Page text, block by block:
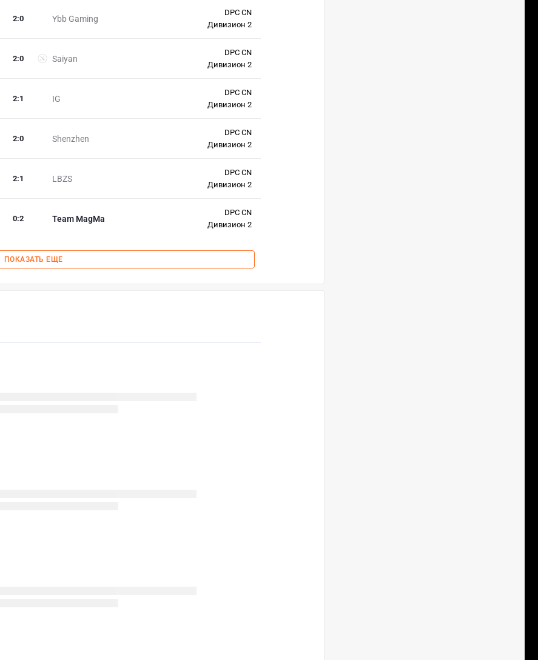
Ybb Gaming
2:0
DPC CN
Дивизион 2
Saiyan
2:0
DPC CN
Дивизион 2
IG
2:1
DPC CN
Дивизион 2
Shenzhen
2:0
DPC CN
Дивизион 2
LBZS
2:1
DPC CN
Дивизион 2
Team MagMa
0:2
DPC CN
Дивизион 2
ПОКАЗАТЬ ЕЩЕ